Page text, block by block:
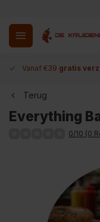
Vanaf €39 gratis
Terug
Everything
0/10 (0